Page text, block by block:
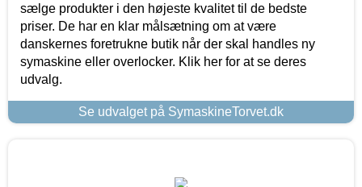
sælge produkter i den højeste kvalitet til de bedste
priser. De har en klar målsætning om at være
danskernes foretrukne butik når der skal handles ny
symaskine eller overlocker. Klik her for at se deres
udvalg.
Se udvalget på SymaskineTorvet.dk